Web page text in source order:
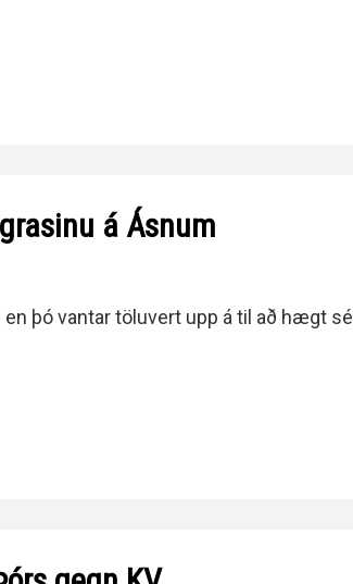
á Ásnum
þó vantar töluvert upp á til að hægt sé